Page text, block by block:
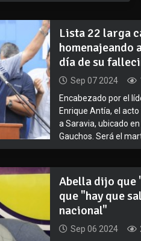
Lista 22 larga
homenajeando
día de su
Sep 07 2024
Encabezado por el
Enrique Antía, el
a Saravia, ubicado
Gauchos. Será el
Abella dijo que
que "hay que
nacional"
Sep 06 2024